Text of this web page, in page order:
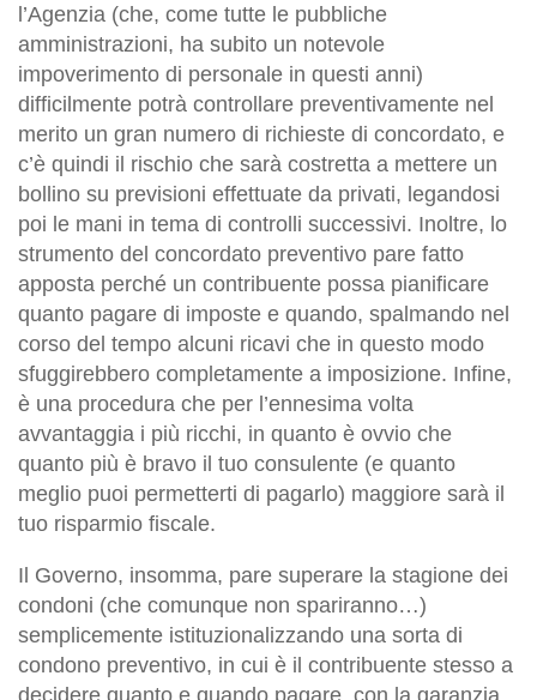
l’Agenzia (che, come tutte le pubbliche
amministrazioni, ha subito un notevole
impoverimento di personale in questi anni)
difficilmente potrà controllare preventivamente nel
merito un gran numero di richieste di concordato, e
c’è quindi il rischio che sarà costretta a mettere un
bollino su previsioni effettuate da privati, legandosi
poi le mani in tema di controlli successivi. Inoltre, lo
strumento del concordato preventivo pare fatto
apposta perché un contribuente possa pianificare
quanto pagare di imposte e quando, spalmando nel
corso del tempo alcuni ricavi che in questo modo
sfuggirebbero completamente a imposizione. Infine,
è una procedura che per l’ennesima volta
avvantaggia i più ricchi, in quanto è ovvio che
quanto più è bravo il tuo consulente (e quanto
meglio puoi permetterti di pagarlo) maggiore sarà il
tuo risparmio fiscale.
Il Governo, insomma, pare superare la stagione dei
condoni (che comunque non spariranno…)
semplicemente istituzionalizzando una sorta di
condono preventivo, in cui è il contribuente stesso a
decidere quanto e quando pagare, con la garanzia